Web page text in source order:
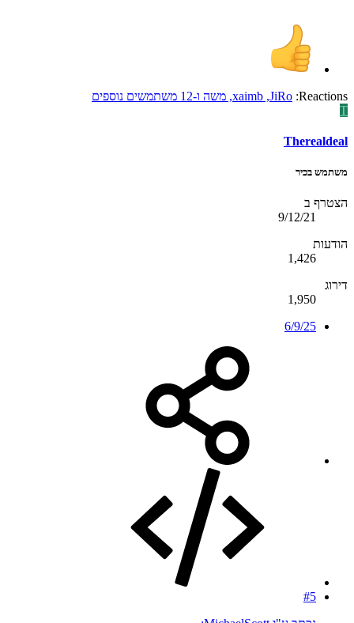
Reactions:
JiRo
,
xaimb
, משה ו-12 משתמשים נוספים
T
Therealdeal
משתמש בכיר
הצטרף ב
9/12/21
הודעות
1,426
דירוג
1,950
6/9/25
#5